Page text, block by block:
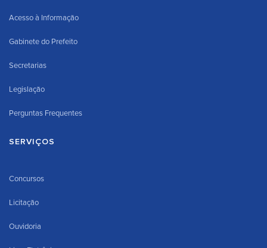
Acesso à Informação
Gabinete do Prefeito
Secretarias
Legislação
Perguntas Frequentes
SERVIÇOS
Concursos
Licitação
Ouvidoria